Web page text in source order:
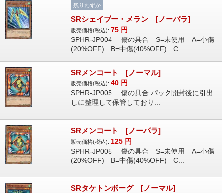
残りわずか
SRシェイブー・メラン [ノーパラ]
販売価格(税込): 75 円
SPHR-JP004 傷の具合 S=未使用 A=小傷
(20%OFF) B=中傷(40%OFF) C...
SRメンコート [ノーマル]
販売価格(税込): 40 円
SPHR-JP005 傷の具合 パック開封後に引出
しに整理して保管しており...
SRメンコート [ノーパラ]
販売価格(税込): 125 円
SPHR-JP005 傷の具合 S=未使用 A=小傷
(20%OFF) B=中傷(40%OFF) C...
SRタケトンボーグ [ノーマル]